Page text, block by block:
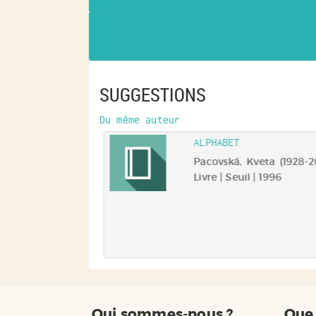
SUGGESTIONS
Du même auteur
ALPHABET
Pacovská, Kveta (1928-
Livre | Seuil | 1996